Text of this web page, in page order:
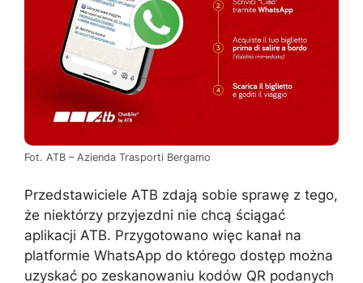
Fot. ATB – Azienda Trasporti Bergamo
Przedstawiciele ATB zdają sobie sprawę z tego,
że niektórzy przyjezdni nie chcą ściągać
aplikacji ATB. Przygotowano więc kanał na
platformie WhatsApp do którego dostęp można
uzyskać po zeskanowaniu kodów QR podanych